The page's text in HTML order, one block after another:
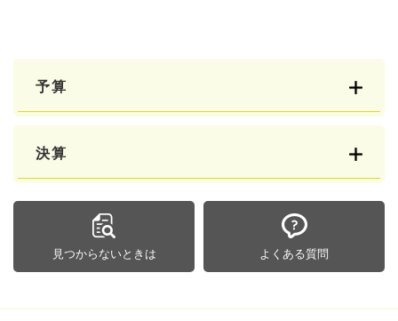
予算
決算
見つからないときは よくある質問